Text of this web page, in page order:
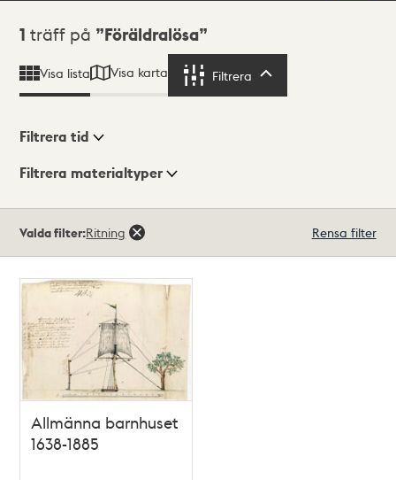
Sökresultat
1 träff på Föräldralösa
Visa lista Visa karta Filtrera
Visningsläge
Filtrera tid
Filtrera materialtyper
träffar
Valda filter:Ritning Rensa filter
Allmänna barnhuset
1638-1885